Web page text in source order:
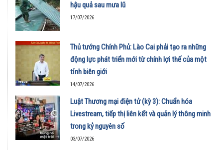
hậu quả sau mưa lũ
17/07/2026
Thủ tướng Chính Phủ: Lào Cai phải tạo ra những
động lực phát triển mới từ chính lợi thế của một
tỉnh biên giới
14/07/2026
Luật Thương mại điện tử (kỳ 3): Chuẩn hóa
Livestream, tiếp thị liên kết và quản lý thông minh
trong kỷ nguyên số
03/07/2026